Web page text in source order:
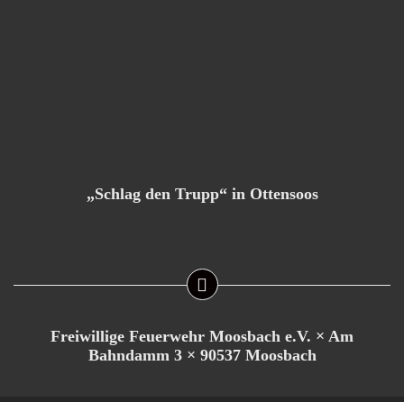
„Schlag den Trupp“ in Ottensoos
Freiwillige Feuerwehr Moosbach e.V. × Am
Bahndamm 3 × 90537 Moosbach